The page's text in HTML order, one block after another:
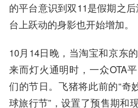
的平台意识到双11是假期之
台上跃动的身影也开始增加。
10月14日晚，当淘宝和京东
来而灯火通明时，一众OTA
们的节日。飞猪将此前的“奇
球旅行节”，设置了预售期